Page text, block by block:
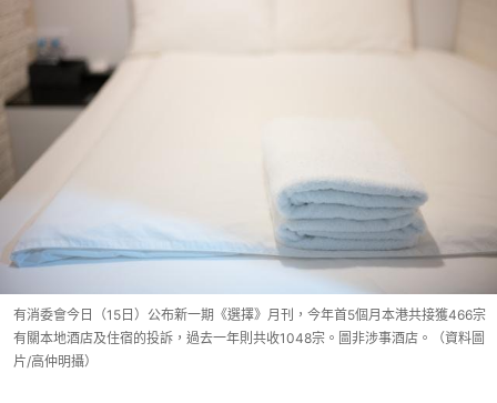
有消委會今日（15日）公布新一期《選擇》月刊，今年首5個月本港共接獲466宗
有關本地酒店及住宿的投訴，過去一年則共收1048宗。圖非涉事酒店。（資料圖
片/高仲明攝）